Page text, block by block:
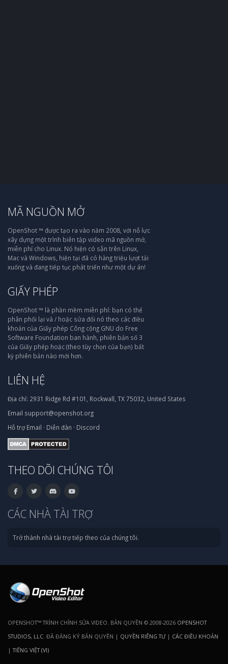
MÃ NGUỒN MỞ
OpenShot ™ được tạo ra vào năm 2008, với nỗ lực
xây dựng một trình biên tập video mã nguồn mở,
miễn phí cho Linux. Nó hiện có sẵn trên Linux,
Mac và Windows, hiện tại đã có hàng triệu lượt tải
xuống và đang tiếp tục phát triển như một dự án!
GIẤY PHÉP
OpenShot ™ là phần mềm miễn phí: bạn có thể
phân phối lại và / hoặc sửa đổi nó theo các điều
khoản của Giấy phép Công cộng GNU do Free
Software Foundation ban hành, phiên bản số 3
của Giấy phép hoặc (theo tùy chọn của bạn) bất
kỳ phiên bản nào mới hơn.
LIÊN HỆ
Địa chỉ: 2931 Ridge Rd #101, Rockwall, TX 75032, United States
Email support@openshot.org
Hỗ trợ Email · Diễn đàn · Discord
THEO DÕI CHÚNG TÔI
CÁC NHÀ TÀI TRỢ
Trở thành nhà tài trợ tiếp theo của chúng tôi.
OPENSHOT™ TRÌNH CHỈNH SỬA VIDEO. BẢN QUYỀN © 2008-2026 OPENSHOT
STUDIOS, LLC . ĐÃ ĐĂNG KÝ BẢN QUYỀN | QUYỀN RIÊNG TƯ| CÁC ĐIỀU KHOẢN
|TIẾNG VIỆT (VI)